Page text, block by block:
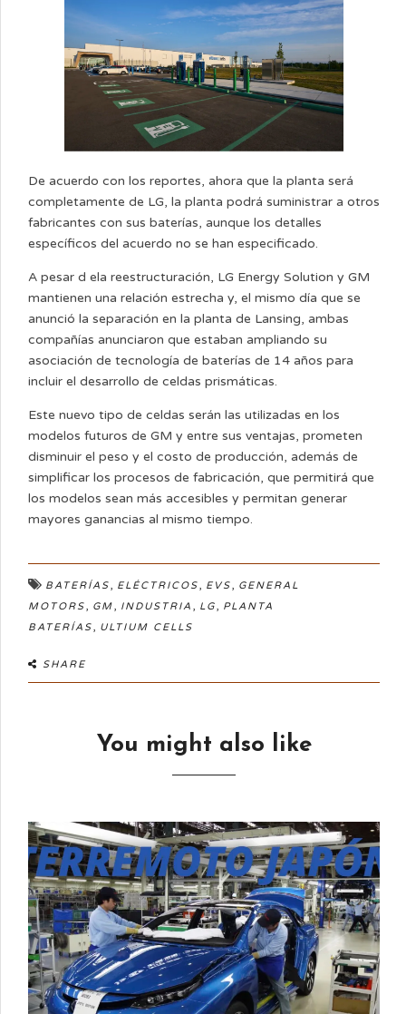
De acuerdo con los reportes, ahora que la planta será
completamente de LG, la planta podrá suministrar a otros
fabricantes con sus baterías, aunque los detalles
específicos del acuerdo no se han especificado.
A pesar d ela reestructuración, LG Energy Solution y GM
mantienen una relación estrecha y, el mismo día que se
anunció la separación en la planta de Lansing, ambas
compañías anunciaron que estaban ampliando su
asociación de tecnología de baterías de 14 años para
incluir el desarrollo de celdas prismáticas.
Este nuevo tipo de celdas serán las utilizadas en los
modelos futuros de GM y entre sus ventajas, prometen
disminuir el peso y el costo de producción, además de
simplificar los procesos de fabricación, que permitirá que
los modelos sean más accesibles y permitan generar
mayores ganancias al mismo tiempo.
BATERÍAS, ELÉCTRICOS, EVS, GENERAL
MOTORS, GM, INDUSTRIA , LG, PLANTA
BATERÍAS, ULTIUM CELLS
SHARE
You might also like